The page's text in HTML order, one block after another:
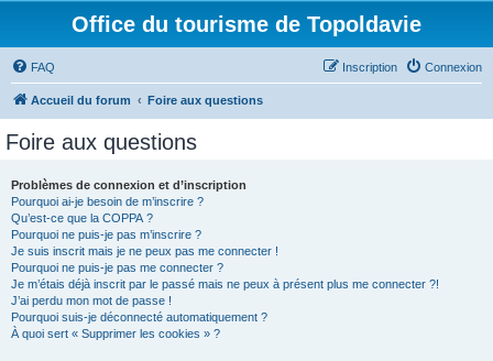
Office du tourisme de Topoldavie
FAQ Connexion
Inscription
Accueil du forum Foire aux questions
Foire aux questions
Problèmes de connexion et d’inscription
Pourquoi ai-je besoin de m’inscrire ?
Qu’est-ce que la COPPA ?
Pourquoi ne puis-je pas m’inscrire ?
Je suis inscrit mais je ne peux pas me connecter !
Pourquoi ne puis-je pas me connecter ?
Je m’étais déjà inscrit par le passé mais ne peux à présent plus me connecter ?!
J’ai perdu mon mot de passe !
Pourquoi suis-je déconnecté automatiquement ?
À quoi sert « Supprimer les cookies » ?